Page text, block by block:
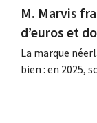
M. Marvis
d’euros et
La marque
bien : en 2025,